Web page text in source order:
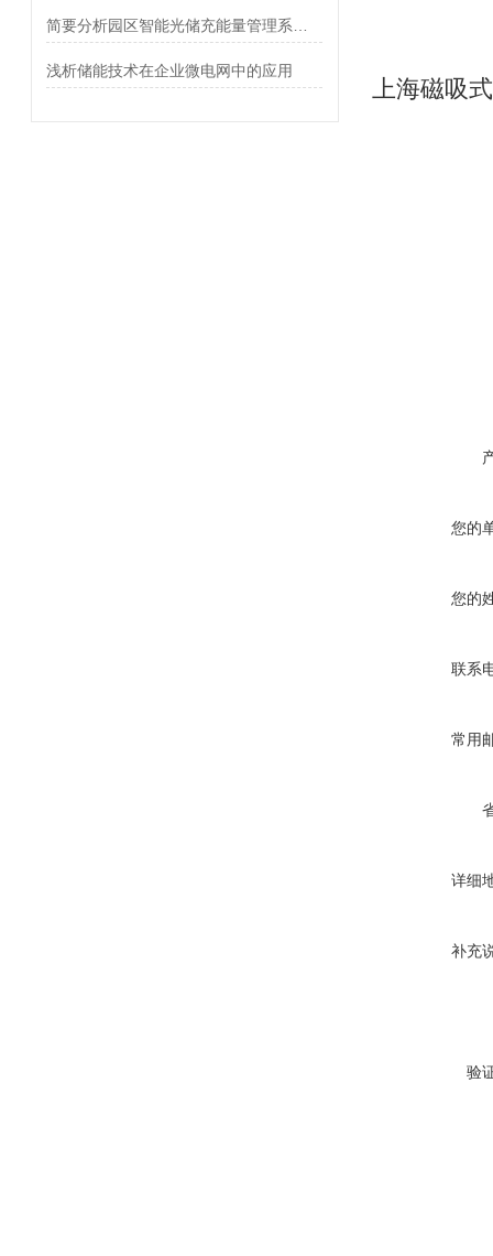
浅析储能技术在企业微电网中的应用
上海磁吸
您的
您的
联系
常用
详细
补充
验